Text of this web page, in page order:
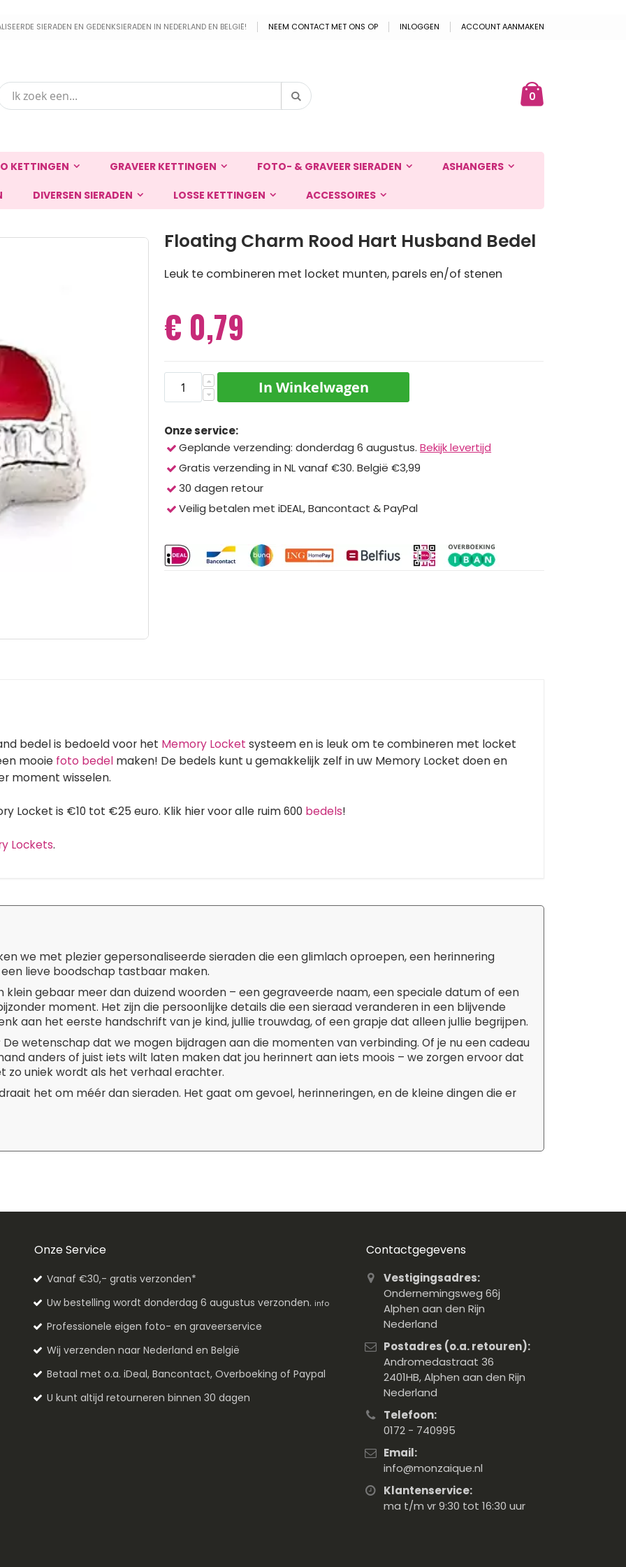
SIERADEN EN GEDENKSIERADEN IN NEDERLAND EN BELGIË! NEEM CONTACT MET ONS OP INLOGGEN ACCOUNT AANMAKEN
0producten
Zoek
KETTINGEN GRAVEER KETTINGEN FOTO- & GRAVEER SIERADEN ASHANGERS
DIVERSEN SIERADEN LOSSE KETTINGEN ACCESSOIRES
Floating Charm Rood Hart Husband Bedel
Leuk te combineren met locket munten, parels en/of stenen
€ 0,79
In Winkelwagen
Onze service:
Geplande verzending: donderdag 6 augustus. Bekijk levertijd
Gratis verzending in NL vanaf €30. België €3,99
30 dagen retour
Veilig betalen met iDEAL, Bancontact & PayPal
bedel is bedoeld voor het Memory Locket systeem en is leuk om te combineren met locket
mooie foto bedel maken! De bedels kunt u gemakkelijk zelf in uw Memory Locket doen en
moment wisselen.
Locket is €10 tot €25 euro. Klik hier voor alle ruim 600 bedels!
Lockets.
we met plezier gepersonaliseerde sieraden die een glimlach oproepen, een herinnering
lieve boodschap tastbaar maken.
klein gebaar meer dan duizend woorden – een gegraveerde naam, een speciale datum of een
moment. Het zijn die persoonlijke details die een sieraad veranderen in een blijvende
aan het eerste handschrift van je kind, jullie trouwdag, of een grapje dat alleen jullie begrijpen.
De wetenschap dat we mogen bijdragen aan die momenten van verbinding. Of je nu een cadeau
anders of juist iets wilt laten maken dat jou herinnert aan iets moois – we zorgen ervoor dat
zo uniek wordt als het verhaal erachter.
het om méér dan sieraden. Het gaat om gevoel, herinneringen, en de kleine dingen die er
Onze Service
Vanaf €30,- gratis verzonden*
Uw bestelling wordt donderdag 6 augustus verzonden. info
Professionele eigen foto- en graveerservice
Wij verzenden naar Nederland en België
Betaal met o.a. iDeal, Bancontact, Overboeking of Paypal
U kunt altijd retourneren binnen 30 dagen
Contactgegevens
Vestigingsadres:
Ondernemingsweg 66j
Alphen aan den Rijn
Nederland
Postadres (o.a. retouren):
Andromedastraat 36
2401HB, Alphen aan den Rijn
Nederland
Telefoon:
0172 - 740995
Email:
info@monzaique.nl
Klantenservice:
ma t/m vr 9:30 tot 16:30 uur